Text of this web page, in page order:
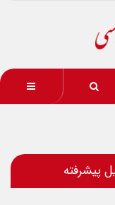
پیشرفته